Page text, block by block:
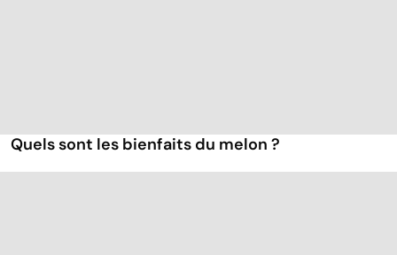
Quels sont les bienfaits du melon ?